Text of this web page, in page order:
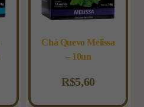
Chá Quevo Melissa
– 10un
R$5,60